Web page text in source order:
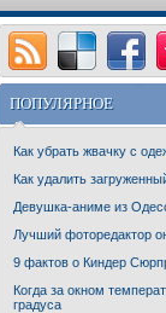
ПОПУЛЯРНОЕ
Как убрать жвачку с
Как удалить
Девушка-аниме из
Лучший фоторедактор
9 фактов о Киндер
Когда за окном
градуса